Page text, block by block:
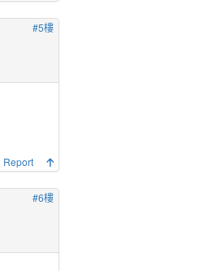
#5樓
Report
#6樓